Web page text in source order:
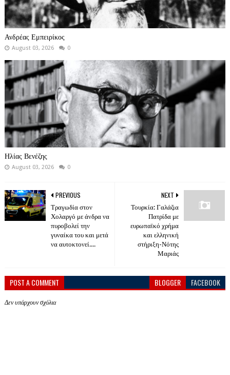
Ανδρέας Εμπειρίκος
August 03, 2026 0
Ηλίας Βενέζης
August 03, 2026 0
NEXT
Τουρκία: Γαλάζια
Πατρίδα με
ευρωπαϊκό χρήμα
και ελληνική
στήριξη-Νότης
Μαριάς
PREVIOUS
Τραγωδία στον
Χολαργό με άνδρα να
πυροβολεί την
γυναίκα του και μετά
να αυτοκτονεί....
POST A COMMENT BLOGGER FACEBOOK
Δεν υπάρχουν σχόλια